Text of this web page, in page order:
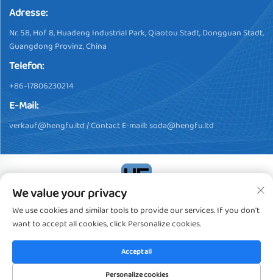
Adresse:
Nr. 58, Hof 8, Huadeng Industrial Park, Qiaotou Stadt, Dongguan Stadt,
Guangdong Provinz, China
Telefon:
+86-17806230214
E-Mail:
verkauf@hengfu.ltd/ Contact E-maill:soda@hengfu.ltd
Urheberrechte © 2024, Dongguan Hengfu Plastic Products Co.,
Ltd. Alle Rechte vorbehaltenDatenschutzrichtlinie
We value your privacy
We use cookies and similar tools to provide our services. If you don't
want to accept all cookies, click Personalize cookies.
Personalize cookies
Accept all